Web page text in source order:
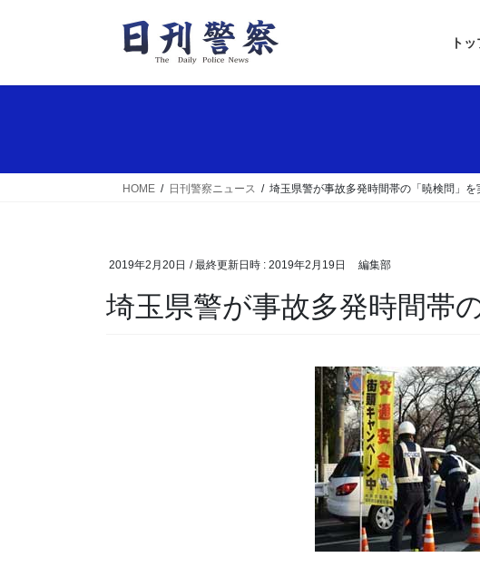
ト
HOME 日刊警察ニュース 埼玉県警が事故多発時間帯の「暁検問」を
2019年2月20日 / 最終更新日時 : 2019年2月19日 編集部
埼玉県警が事故多発時間